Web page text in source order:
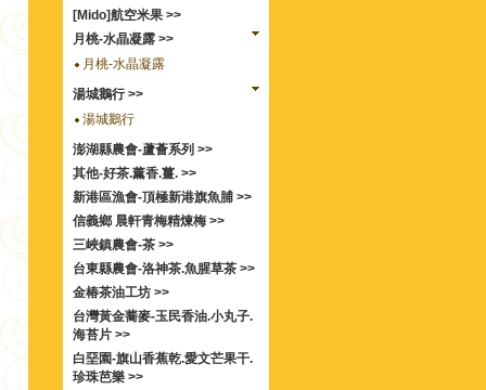
[Mido]航空米果 >>
月桃-水晶凝露 >>
月桃-水晶凝露
湯城鵝行 >>
湯城鵝行
澎湖縣農會-蘆薈系列 >>
其他-好茶.薰香.薑. >>
新港區漁會-頂極新港旗魚脯 >>
信義鄉 晨軒青梅精煉梅 >>
三峽鎮農會-茶 >>
台東縣農會-洛神茶.魚腥草茶 >>
金椿茶油工坊 >>
台灣黃金蕎麥-玉民香油.小丸子.
海苔片 >>
白堊園-旗山香蕉乾.愛文芒果干.
珍珠芭樂 >>